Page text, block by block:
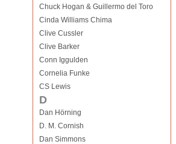
Chuck Hogan & Guillermo del Toro
Cinda Williams Chima
Clive Cussler
Clive Barker
Conn Iggulden
Cornelia Funke
CS Lewis
D
Dan Hörning
D. M. Cornish
Dan Simmons